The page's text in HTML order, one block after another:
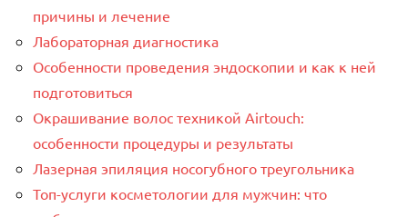
причины и лечение
Лабораторная диагностика
Особенности проведения эндоскопии и как к ней
подготовиться
Окрашивание волос техникой Airtouch:
особенности процедуры и результаты
Лазерная эпиляция носогубного треугольника
Топ-услуги косметологии для мужчин: что